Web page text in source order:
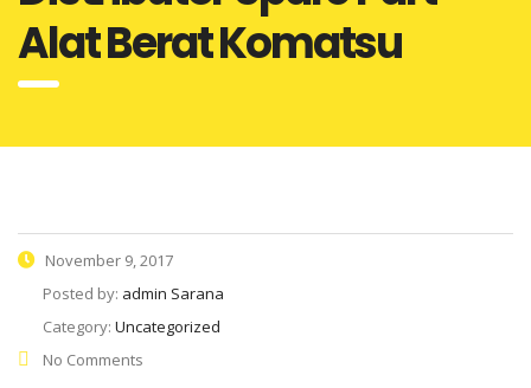
Alat Berat Komatsu
November 9, 2017
Posted by: admin Sarana
Category: Uncategorized
No Comments